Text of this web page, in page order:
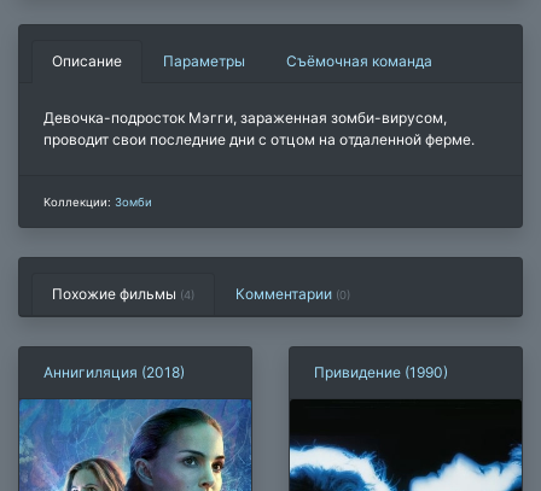
Описание Параметры Съёмочная команда
Девочка-подросток Мэгги, зараженная зомби-вирусом,
проводит свои последние дни с отцом на отдаленной ферме.
Коллекции: Зомби
Похожие фильмы (4) Комментарии (0)
Аннигиляция (2018) Привидение (1990)